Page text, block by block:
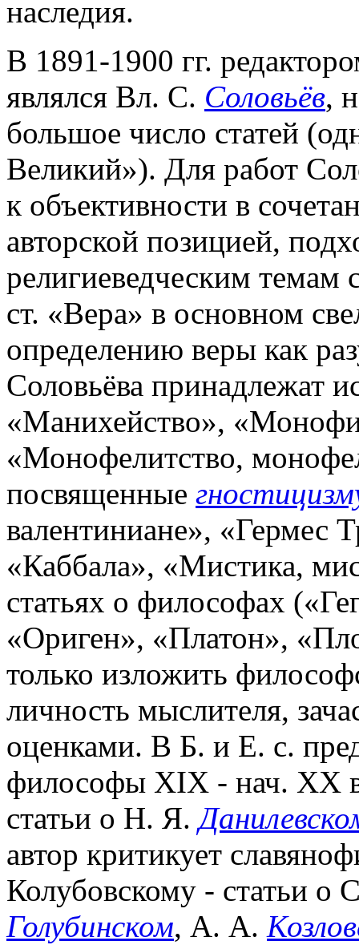
наследия.
В 1891-1900 гг.
являлся Вл. С. Соловьёв,
большое число статей
Великий»). Для работ
к объективности в
авторской позицией,
религиеведческим
ст. «Вера» в основном
определению веры как
Соловьёва принадлежат
«Манихейство»,
«Монофелитство,
посвященные
валентиниане», «Гермес
«Каббала», «Мистика,
статьях о философах
«Ориген», «Платон»,
только изложить
личность мыслителя,
оценками. В Б. и Е. с.
философы XIX - нач. XX
статьи о Н. Я.
автор критикует
Колубовскому - статьи о
Голубинском, А. А.